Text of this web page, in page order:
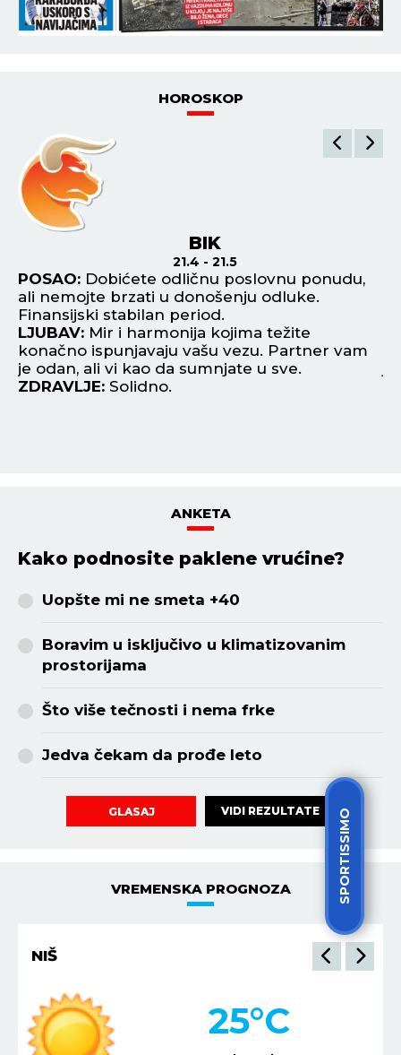
SPORTISSIMO
HOROSKOP
BIK
21.4 - 21.5
POSAO: Dobićete odličnu poslovnu ponudu,
ali nemojte brzati u donošenju odluke.
Finansijski stabilan period.
LJUBAV: Mir i harmonija kojima težite
konačno ispunjavaju vašu vezu. Partner vam
je odan, ali vi kao da sumnjate u sve.
ZDRAVLJE: Solidno.
ANKETA
Kako podnosite paklene vrućine?
Uopšte mi ne smeta +40
Boravim u isključivo u klimatizovanim
prostorijama
Što više tečnosti i nema frke
Jedva čekam da prođe leto
GLASAJ VIDI REZULTATE
VREMENSKA PROGNOZA
NIŠ
25°C